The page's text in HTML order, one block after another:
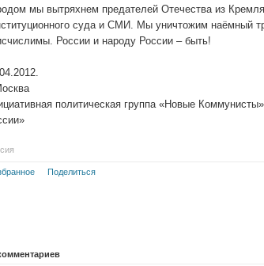
мы вытряхнем предателей Отечества из
суда и СМИ. Мы уничтожим наёмный
России и народу России – быть!
политическая группа «Новые
Поделиться